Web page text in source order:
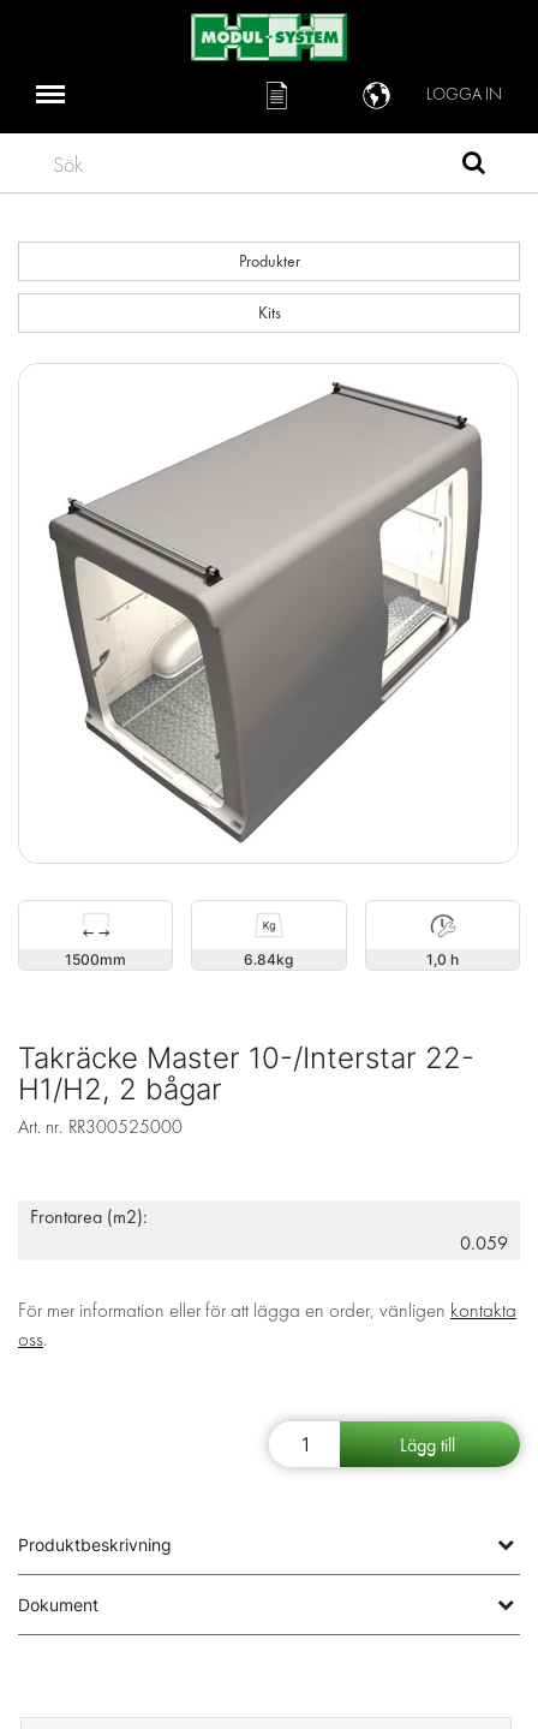
LOGGA IN
Sök
Produkter
Kits
1500 6.84 1,0 h
Takräcke Master 10-/Interstar 22-
H1/H2, 2 bågar
Art. nr. RR300525000
Frontarea (m2):
0.059
För mer information eller för att lägga en order, vänligen kontakta
oss.
Produktbeskrivning
Dokument